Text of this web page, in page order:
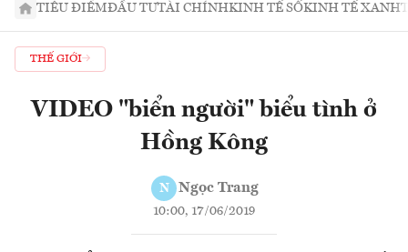
TIÊU ĐIỂMĐẦU TƯTÀI CHÍNHKINH TẾ SỐKINH TẾ XANH
THẾ GIỚI
VIDEO "biển người" biểu tình ở
Hồng Kông
N Ngọc Trang
10:00, 17/06/2019